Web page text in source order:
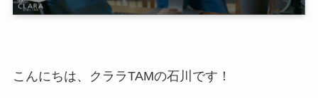
こんにちは、クララTAMの石川です！